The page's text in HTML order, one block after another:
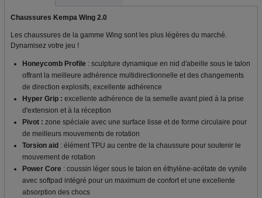
Chaussures Kempa Wing 2.0
Les chaussures de la gamme Wing sont les plus légères du marché.
Dynamisez votre jeu !
Honeycomb Profile : sculpture dynamique en nid d'abeille sous le talon
offrant la meilleure adhérence multidirectionnelle et des changements
de direction explosifs, excellente adhérence
Hyper Grip : excellente adhérence de la semelle avant pied à la prise
d'extension et à la réception
Pivot : zone spéciale avec une surface lisse et de forme circulaire pour
de meilleurs mouvements de rotation
Torsion aid : élément TPU au centre de la chaussure pour soutenir le
mouvement de rotation
Power Core : coussin léger sous le talon en éthylène-acétate de vynile
avec softpad intégré pour un maximum de confort et une excellente
absorption des chocs